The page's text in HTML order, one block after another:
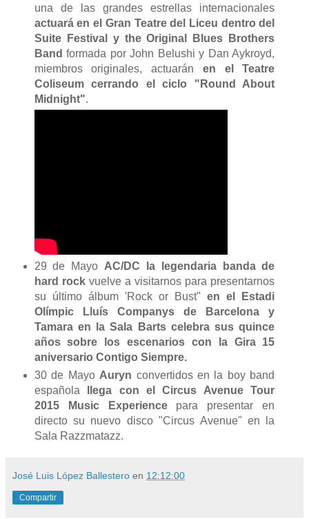
una de las grandes estrellas internacionales
actuará en el Gran Teatre del Liceu dentro del
Suite Festival y the Original Blues Brothers
Band formada porJohn Belushi y Dan Aykroyd,
miembros originales, actuarán en el Teatre
Coliseum cerrando el ciclo "Round About
Midnight".
29 de Mayo AC/DC l a legendaria banda de
hard rock vuelve a visitarnos para presentarnos
su último álbum 'Rock or Bust"en el Estadi
Olímpic Lluís Companys de Barcelona y
Tamara en la Sala Barts celebra sus quince
años sobre los escenarios con la Gira 15
aniversario Contigo Siempre.
30 de Mayo Auryn convertidos en la boy band
española
llega con el Circus Avenue Tour
2015 Music Experiencepara presentar en
directo su nuevo disco "Circus Avenue" en la
Sala Razzmatazz.
José Luis López Ballestero en 12:12:00
Compartir